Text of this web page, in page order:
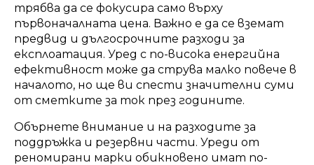
трябва да се фокусира само върху
първоначалната цена. Важно е да се вземат
предвид и дългосрочните разходи за
експлоатация. Уред с по-висока енергийна
ефективност може да струва малко повече в
началото, но ще ви спести значителни суми
от сметките за ток през годините.
Обърнете внимание и на разходите за
поддръжка и резервни части. Уреди от
реномирани марки обикновено имат по-